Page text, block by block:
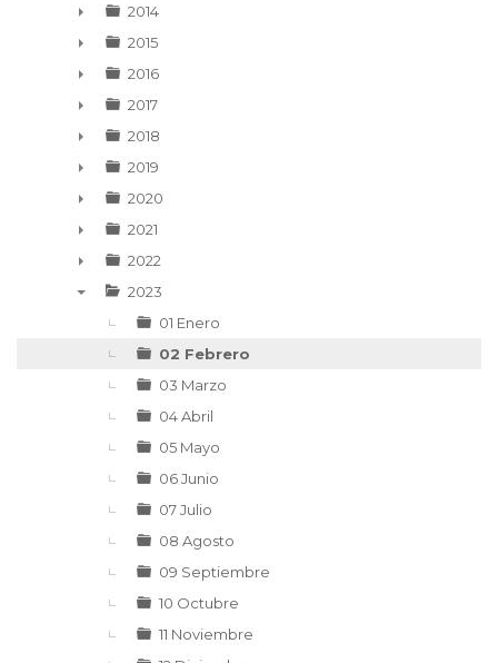
►
►
2014
►
2015
►
2016
►
2017
►
2018
►
2019
►
2020
►
2021
►
2022
2023
01 Enero
02 Febrero
03 Marzo
04 Abril
05 Mayo
06 Junio
07 Julio
08 Agosto
09 Septiembre
10 Octubre
11 Noviembre